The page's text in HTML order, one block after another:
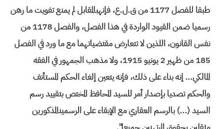
طبقا للفصل 1177 من ق.ل.ع، فإنهبالمقابل لم يمنع تفويت ما رهن
رسميا ضمن القيود الواردة في هذا الفصل، والفصل 1178 من
نفس القانون، اللذين لا تتعارض مقتضياتهما مع ما ورد في الفصل
185 من ظهير 2 يونيو 1915، ولا مذهب الجمهور في الفقه
المالكي... إنه بناء على ذلك، فإنه يتعين إلغاء الحكم المستأنف
والحكم تصديا بإصدار أمر للسيد المحافظ المختص بتقييد رسم
السيد (...) بالرسم العقاري مع الإبقاء على الرسمينالمذكورين